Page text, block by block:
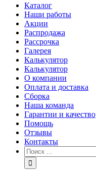
Каталог
Наши работы
Акции
Распродажа
Рассрочка
Галерея
Калькулятор
Калькулятор
О компании
Оплата и доставка
Сборка
Наша команда
Гарантии и качество
Помощь
Отзывы
Контакты